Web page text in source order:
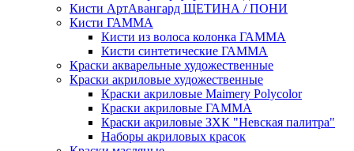
Кисти АртАвангард ЩЕТИНА / ПОНИ
Кисти ГАММА
Кисти из волоса колонка ГАММА
Кисти синтетические ГАММА
Краски акварельные художественные
Краски акриловые художественные
Краски акриловые Maimery Polycolor
Краски акриловые ГАММА
Краски акриловые ЗХК "Невская палитра"
Наборы акриловых красок